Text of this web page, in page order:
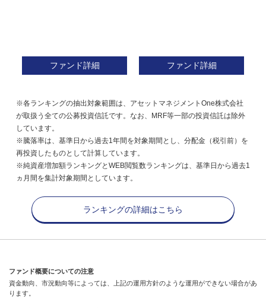
ファンド詳細 ファンド詳細
※各ランキングの抽出対象範囲は、アセットマネジメントOne株式会社
が取扱う全ての公募投資信託です。なお、MRF等一部の投資信託は除外
しています。
※騰落率は、基準日から過去1年間を対象期間とし、分配金（税引前）を
再投資したものとして計算しています。
※純資産増加額ランキングとWEB閲覧数ランキングは、基準日から過去1
ヵ月間を集計対象期間としています。
ランキングの詳細はこちら
ファンド概要についての注意
資金動向、市況動向等によっては、上記の運用方針のような運用ができない場合があ
ります。